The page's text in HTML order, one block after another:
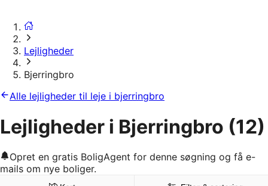
Lejligheder
Bjerringbro
Alle lejligheder til leje i bjerringbro
Lejligheder i Bjerringbro (12)
Opret en gratis BoligAgent for denne søgning og få e-
mails om nye boliger.